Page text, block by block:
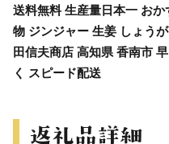
送料無料 生産量日本一 お
物 ジンジャー 生姜 しょう
田信夫商店 高知県 香南市
く スピード配送